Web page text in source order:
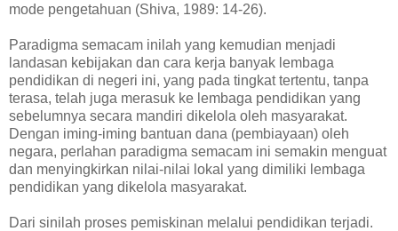
mode pengetahuan (Shiva, 1989: 14-26).
Paradigma semacam inilah yang kemudian menjadi
landasan kebijakan dan cara kerja banyak lembaga
pendidikan di negeri ini, yang pada tingkat tertentu, tanpa
terasa, telah juga merasuk ke lembaga pendidikan yang
sebelumnya secara mandiri dikelola oleh masyarakat.
Dengan iming-iming bantuan dana (pembiayaan) oleh
negara, perlahan paradigma semacam ini semakin menguat
dan menyingkirkan nilai-nilai lokal yang dimiliki lembaga
pendidikan yang dikelola masyarakat.
Dari sinilah proses pemiskinan melalui pendidikan terjadi.